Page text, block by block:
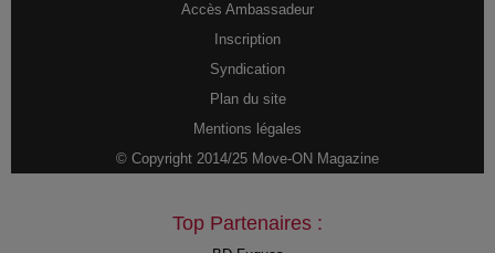
Accès Ambassadeur
Inscription
Syndication
Plan du site
Mentions légales
© Copyright 2014/25 Move-ON Magazine
Top Partenaires :